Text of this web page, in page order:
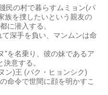
民の村で暮らすムミョン(パ
族を捜したいという親友の
に潜入する。
深手を負い、マンムンは命
"を名乗り、彼の妹であるア
意する。
ン)王 (パク・ヒョンシク)
命令で世間に顔を明かすこ